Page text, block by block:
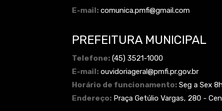
E-mail: comunica.pmfi@gmail.com
PREFEITURA MUNICIPAL
Telefone: (45) 3521-1000
E-mail: ouvidoriageral@pmfi.pr.gov.br
Horário de funcionamento: Seg a Sex
Endereço: Praça Getúlio Vargas, 280 -